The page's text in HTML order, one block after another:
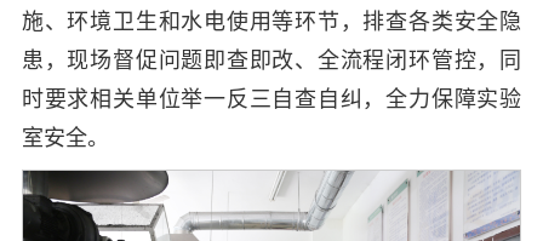
施、环境卫生和水电使用等环节，排查各类安全隐
患，现场督促问题即查即改、全流程闭环管控，同
时要求相关单位举一反三自查自纠，全力保障实验
室安全。